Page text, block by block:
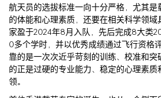
航天员的选拔标准一向十分严格，尤其
的体能和心理素质，还要在相关科学领
家盈于2024年8月入队，先后完成8大类
0多个学时，并以优秀成绩通过飞行资格
靠的是一次次近乎苛刻的训练、校准和
的正是过硬的专业能力、稳定的心理素
领。